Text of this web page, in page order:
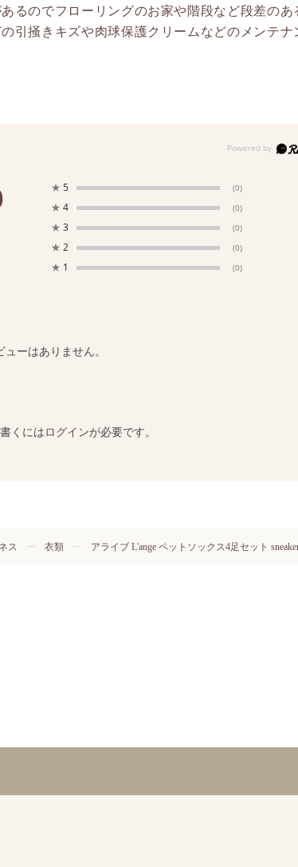
るのでフローリングのお家や階段など段差のあ
引掻きキズや肉球保護クリームなどのメンテナ
★ 5 (0)
★ 4 (0)
★ 3 (0)
★ 2 (0)
★ 1 (0)
ューはありません。
くにはログインが必要です。
ス 衣類 アライブ L'ange ペットソックス4足セット